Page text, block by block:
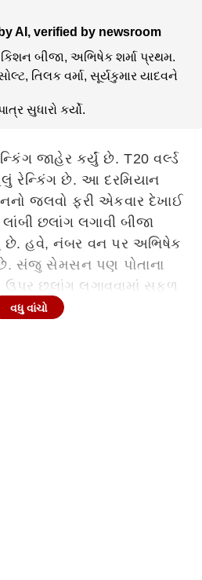
AI, verified by newsroom
કિશન બીજા, અભિષેક શર્મા પ્રથમ.
તિલક વર્મા, સૂર્યકુમાર યાદવને
સુધારો કર્યો.
જાહેર કર્યું છે. T20 વર્લ્ડ
રેન્કિંગ છે. આ દરમિયાન
જલવો ફરી એકવાર દેખાઈ
છલાંગ લગાવી બીજા
છે. હવે, નંબર વન પર અભિષેક
છે. સંજુ સેમસન પણ પોતાના
ઉપર છલાંગ લગાવવામાં સફળ
અને તિલક વર્માને થોડું
વધુ વાંચો